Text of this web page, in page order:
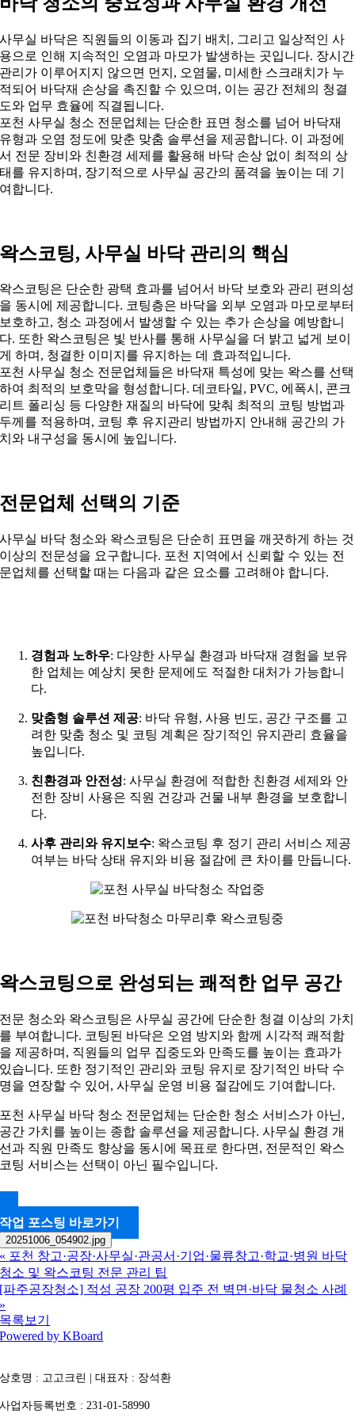
사무실 바닥은 직원들의 이동과 집기 배치, 그리고 일상적인 사
용으로 인해 지속적인 오염과 마모가 발생하는 곳입니다. 장시간
관리가 이루어지지 않으면 먼지, 오염물, 미세한 스크래치가 누
적되어 바닥재 손상을 촉진할 수 있으며, 이는 공간 전체의 청결
도와 업무 효율에 직결됩니다.
포천 사무실 청소 전문업체는 단순한 표면 청소를 넘어 바닥재
유형과 오염 정도에 맞춘 맞춤 솔루션을 제공합니다. 이 과정에
서 전문 장비와 친환경 세제를 활용해 바닥 손상 없이 최적의 상
태를 유지하며, 장기적으로 사무실 공간의 품격을 높이는 데 기
여합니다.
왁스코팅, 사무실 바닥 관리의 핵심
왁스코팅은 단순한 광택 효과를 넘어서 바닥 보호와 관리 편의성
을 동시에 제공합니다. 코팅층은 바닥을 외부 오염과 마모로부터
보호하고, 청소 과정에서 발생할 수 있는 추가 손상을 예방합니
다. 또한 왁스코팅은 빛 반사를 통해 사무실을 더 밝고 넓게 보이
게 하며, 청결한 이미지를 유지하는 데 효과적입니다.
포천 사무실 청소 전문업체들은 바닥재 특성에 맞는 왁스를 선택
하여 최적의 보호막을 형성합니다. 데코타일, PVC, 에폭시, 콘크
리트 폴리싱 등 다양한 재질의 바닥에 맞춰 최적의 코팅 방법과
두께를 적용하며, 코팅 후 유지관리 방법까지 안내해 공간의 가
치와 내구성을 동시에 높입니다.
전문업체 선택의 기준
사무실 바닥 청소와 왁스코팅은 단순히 표면을 깨끗하게 하는 것
이상의 전문성을 요구합니다. 포천 지역에서 신뢰할 수 있는 전
문업체를 선택할 때는 다음과 같은 요소를 고려해야 합니다.
경험과 노하우: 다양한 사무실 환경과 바닥재 경험을 보유
한 업체는 예상치 못한 문제에도 적절한 대처가 가능합니
다.
맞춤형 솔루션 제공: 바닥 유형, 사용 빈도, 공간 구조를 고
려한 맞춤 청소 및 코팅 계획은 장기적인 유지관리 효율을
높입니다.
친환경과 안전성: 사무실 환경에 적합한 친환경 세제와 안
전한 장비 사용은 직원 건강과 건물 내부 환경을 보호합니
다.
사후 관리와 유지보수: 왁스코팅 후 정기 관리 서비스 제공
여부는 바닥 상태 유지와 비용 절감에 큰 차이를 만듭니다.
왁스코팅으로 완성되는 쾌적한 업무 공간
전문 청소와 왁스코팅은 사무실 공간에 단순한 청결 이상의 가치
를 부여합니다. 코팅된 바닥은 오염 방지와 함께 시각적 쾌적함
을 제공하며, 직원들의 업무 집중도와 만족도를 높이는 효과가
있습니다. 또한 정기적인 관리와 코팅 유지로 장기적인 바닥 수
명을 연장할 수 있어, 사무실 운영 비용 절감에도 기여합니다.
포천 사무실 바닥 청소 전문업체는 단순한 청소 서비스가 아닌,
공간 가치를 높이는 종합 솔루션을 제공합니다. 사무실 환경 개
선과 직원 만족도 향상을 동시에 목표로 한다면, 전문적인 왁스
코팅 서비스는 선택이 아닌 필수입니다.
작업 포스팅 바로가기
20251006_054902.jpg
« 포천 창고·공장·사무실·관공서·기업·물류창고·학교·병원 바닥
청소 및 왁스코팅 전문 관리 팁
[파주공장청소] 적성 공장 200평 입주 전 벽면·바닥 물청소 사례
»
목록보기
Powered by KBoard
상호명 : 고고크린 | 대표자 : 장석환
사업자등록번호 : 231-01-58990